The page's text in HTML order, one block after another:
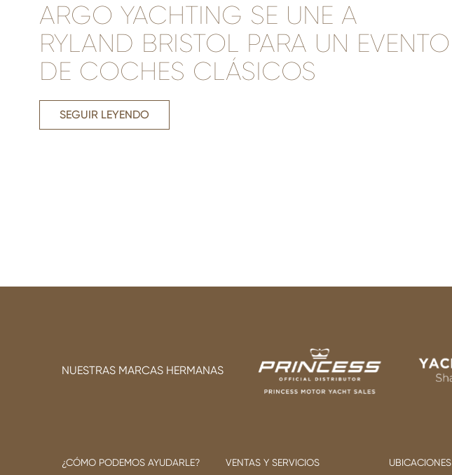
ARGO YACHTING SE UNE A
RYLAND BRISTOL PARA UN EVENTO
DE COCHES CLÁSICOS
SEGUIR LEYENDO
NUESTRAS MARCAS HERMANAS
¿CÓMO PODEMOS AYUDARLE? VENTAS Y SERVICIOS UBICACIONES